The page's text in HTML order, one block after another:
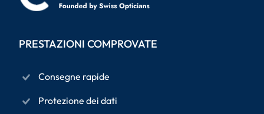
PRESTAZIONI COMPROVATE
Consegne rapide
Protezione dei dati